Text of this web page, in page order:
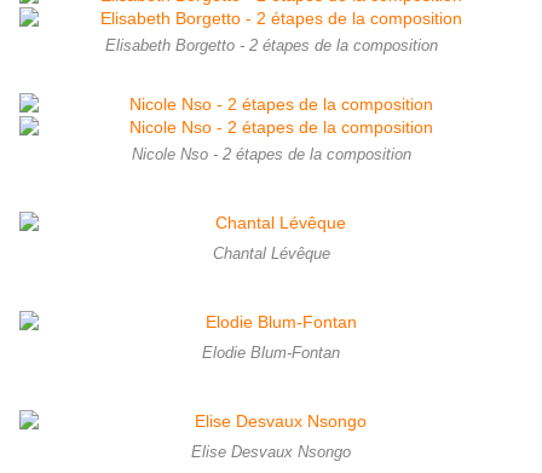
Elisabeth Borgetto - 2 étapes de la composition
Nicole Nso - 2 étapes de la composition
Chantal Lévêque
Elodie Blum-Fontan
Elise Desvaux Nsongo